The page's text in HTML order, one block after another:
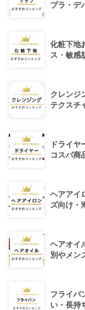
プラ・デ
化粧下地
ス・敏感
クレンジ
テクスチ
ドライヤ
コスパ商
ヘアアイ
ズ向け・
ヘアオイ
別やメン
フライパ
い・長持